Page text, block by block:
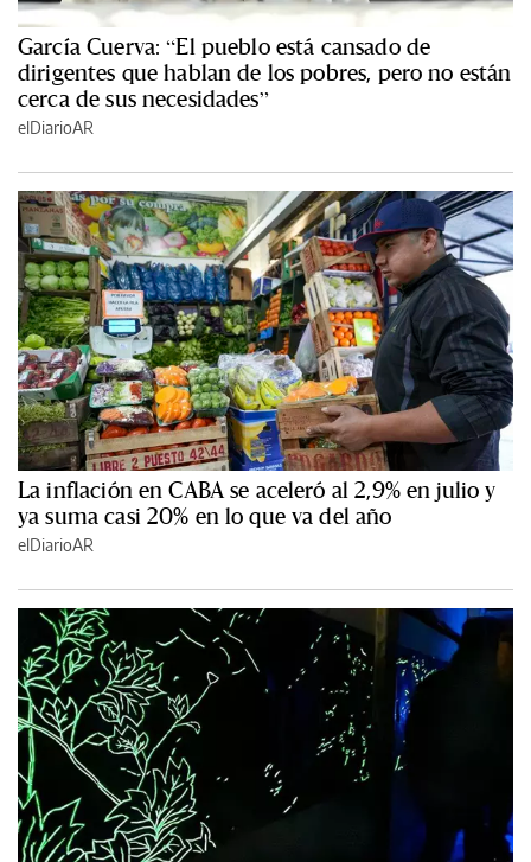
García Cuerva: “El pueblo está cansado de
dirigentes que hablan de los pobres, pero no están
cerca de sus necesidades”
elDiarioAR
La inflación en CABA se aceleró al 2,9% en julio y
ya suma casi 20% en lo que va del año
elDiarioAR